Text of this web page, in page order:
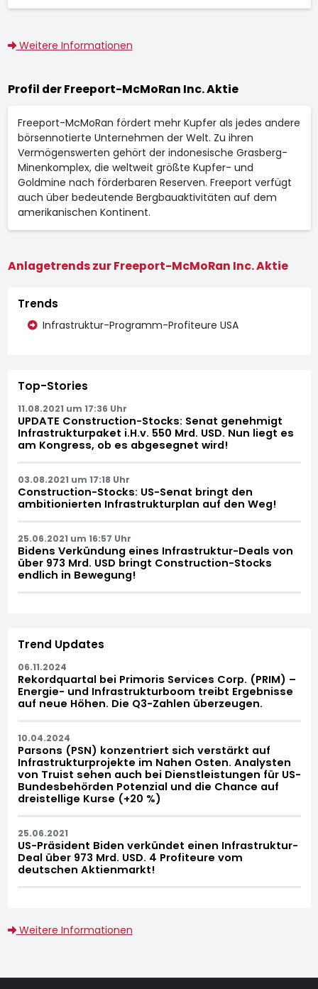
Weitere Informationen
Profil der Freeport-McMoRan Inc. Aktie
Freeport-McMoRan fördert mehr Kupfer als jedes andere
börsennotierte Unternehmen der Welt. Zu ihren
Vermögenswerten gehört der indonesische Grasberg-
Minenkomplex, die weltweit größte Kupfer- und
Goldmine nach förderbaren Reserven. Freeport verfügt
auch über bedeutende Bergbauaktivitäten auf dem
amerikanischen Kontinent.
Anlagetrends zur Freeport-McMoRan Inc. Aktie
Trends
Infrastruktur-Programm-Profiteure USA
Top-Stories
11.08.2021 um 17:36 Uhr
UPDATE Construction-Stocks: Senat genehmigt
Infrastrukturpaket i.H.v. 550 Mrd. USD. Nun liegt es
am Kongress, ob es abgesegnet wird!
03.08.2021 um 17:18 Uhr
Construction-Stocks: US-Senat bringt den
ambitionierten Infrastrukturplan auf den Weg!
25.06.2021 um 16:57 Uhr
Bidens Verkündung eines Infrastruktur-Deals von
über 973 Mrd. USD bringt Construction-Stocks
endlich in Bewegung!
Trend Updates
06.11.2024
Rekordquartal bei Primoris Services Corp. (PRIM) –
Energie- und Infrastrukturboom treibt Ergebnisse
auf neue Höhen. Die Q3-Zahlen überzeugen.
10.04.2024
Parsons (PSN) konzentriert sich verstärkt auf
Infrastrukturprojekte im Nahen Osten. Analysten
von Truist sehen auch bei Dienstleistungen für US-
Bundesbehörden Potenzial und die Chance auf
dreistellige Kurse (+20 %)
25.06.2021
US-Präsident Biden verkündet einen Infrastruktur-
Deal über 973 Mrd. USD. 4 Profiteure vom
deutschen Aktienmarkt!
Weitere Informationen